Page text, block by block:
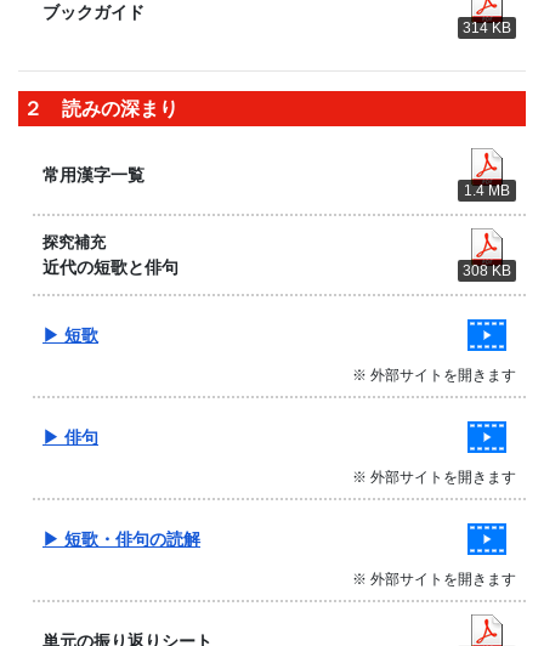
ブックガイド
314 KB
２ 読みの深まり
常用漢字一覧
1.4 MB
探究補充
近代の短歌と俳句 308 KB
▶ 短歌
※ 外部サイトを開きます
▶ 俳句
※ 外部サイトを開きます
▶ 短歌・俳句の読解
※ 外部サイトを開きます
単元の振り返りシート